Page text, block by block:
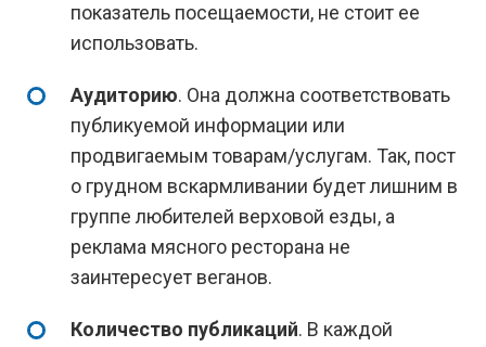
показатель посещаемости, не стоит ее
использовать.
Аудиторию. Она должна соответствовать
публикуемой информации или
продвигаемым товарам/услугам. Так, пост
о грудном вскармливании будет лишним в
группе любителей верховой езды, а
реклама мясного ресторана не
заинтересует веганов.
Количество публикаций. В каждой